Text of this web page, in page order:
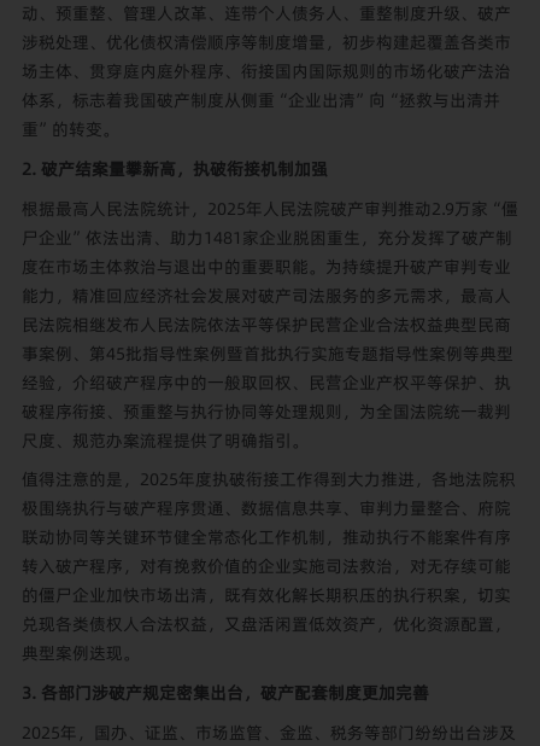
动、预重整、管理人改革、连带个人债务人、重整制度升级、破产
涉税处理、优化债权清偿顺序等制度增量，初步构建起覆盖各类市
场主体、贯穿庭内庭外程序、衔接国内国际规则的市场化破产法治
体系，标志着我国破产制度从侧重“企业出清”向“拯救与出清并
重”的转变。
2. 破产结案量攀新高，执破衔接机制加强
根据最高人民法院统计，2025年人民法院破产审判推动2.9万家“僵
尸企业”依法出清、助力1481家企业脱困重生，充分发挥了破产制
度在市场主体救治与退出中的重要职能。为持续提升破产审判专业
能力，精准回应经济社会发展对破产司法服务的多元需求，最高人
民法院相继发布人民法院依法平等保护民营企业合法权益典型民商
事案例、第45批指导性案例暨首批执行实施专题指导性案例等典型
经验，介绍破产程序中的一般取回权、民营企业产权平等保护、执
破程序衔接、预重整与执行协同等处理规则，为全国法院统一裁判
尺度、规范办案流程提供了明确指引。
值得注意的是，2025年度执破衔接工作得到大力推进，各地法院积
极围绕执行与破产程序贯通、数据信息共享、审判力量整合、府院
联动协同等关键环节健全常态化工作机制，推动执行不能案件有序
转入破产程序，对有挽救价值的企业实施司法救治，对无存续可能
的僵尸企业加快市场出清，既有效化解长期积压的执行积案，切实
兑现各类债权人合法权益，又盘活闲置低效资产，优化资源配置，
典型案例迭现。
3. 各部门涉破产规定密集出台，破产配套制度更加完善
2025年，国办、证监、市场监管、金监、税务等部门纷纷出台涉及